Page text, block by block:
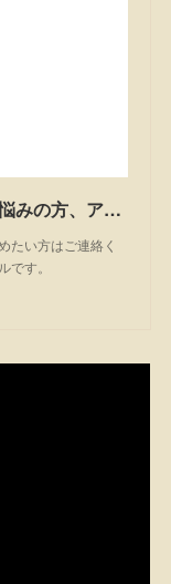
永田ドッグスクール | 犬のしつけで悩みの方、アジリティーを始めたい方は一度ご相談ください。私たちは茨城県笠間市のドッグスクールです。
たい方はご連絡く
す。